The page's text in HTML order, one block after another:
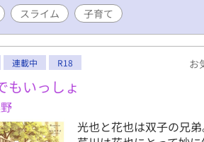
スライム 子育て
連載中 R18 お
もいっしょ
光也と花也は双子の兄